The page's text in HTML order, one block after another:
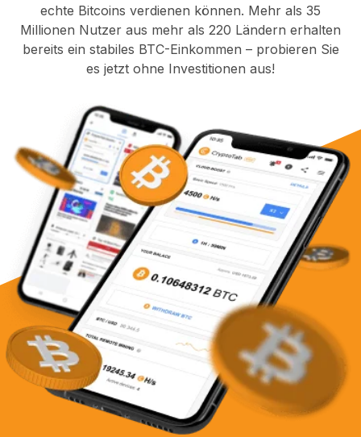
echte Bitcoins verdienen können. Mehr als 35
Millionen Nutzer aus mehr als 220 Ländern erhalten
bereits ein stabiles BTC-Einkommen – probieren Sie
es jetzt ohne Investitionen aus!